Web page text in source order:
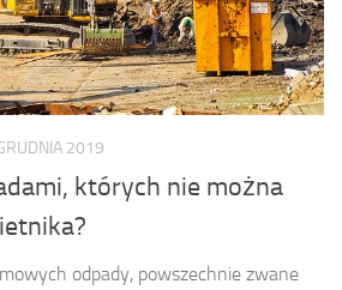
2019
których nie można
odpady, powszechnie zwane